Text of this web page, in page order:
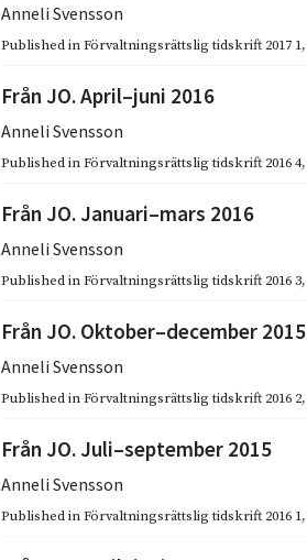
Anneli Svensson
Published inFörvaltningsrättslig tidskrift 2017 1,
Från JO. April–juni 2016
Anneli Svensson
Published inFörvaltningsrättslig tidskrift 2016 4,
Från JO. Januari–mars 2016
Anneli Svensson
Published inFörvaltningsrättslig tidskrift 2016 3,
Från JO. Oktober–december 2015
Anneli Svensson
Published inFörvaltningsrättslig tidskrift 2016 2,
Från JO. Juli–september 2015
Anneli Svensson
Published inFörvaltningsrättslig tidskrift 2016 1,